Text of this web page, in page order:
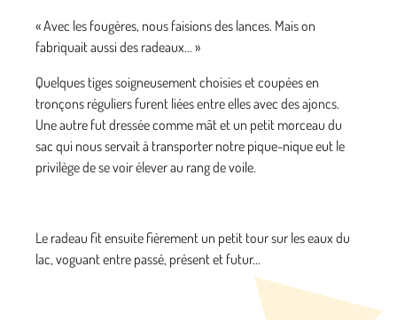
« Avec les fougères, nous faisions des lances. Mais on
fabriquait aussi des radeaux… »
Quelques tiges soigneusement choisies et coupées en
tronçons réguliers furent liées entre elles avec des ajoncs.
Une autre fut dressée comme mât et un petit morceau du
sac qui nous servait à transporter notre pique-nique eut le
privilège de se voir élever au rang de voile.
Le radeau fit ensuite fièrement un petit tour sur les eaux du
lac, voguant entre passé, présent et futur...